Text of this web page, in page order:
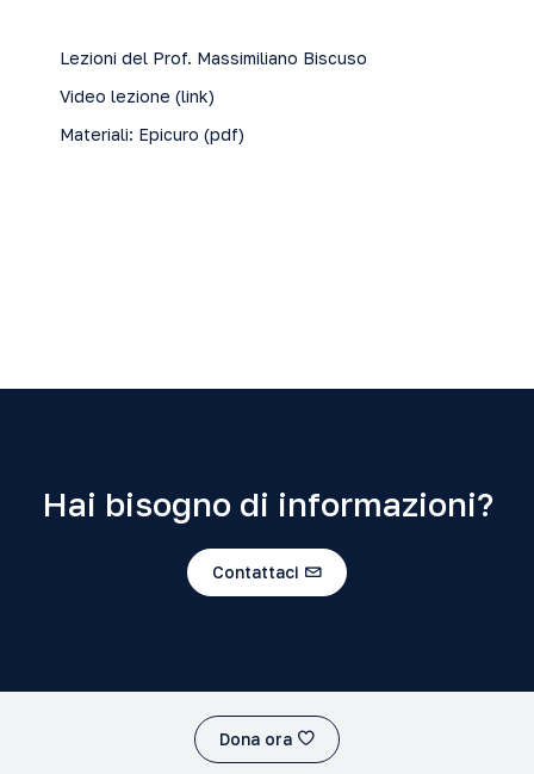
Lezioni del Prof. Massimiliano Biscuso
Video lezione (link)
Materiali: Epicuro (pdf)
Hai bisogno di informazioni?
Contattaci
Dona ora